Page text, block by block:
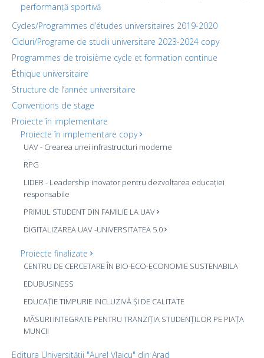
performanță sportivă
Cycles/Programmes d’études universitaires 2019-2020
Cicluri/Programe de studii universitare 2023-2024 copy
Programmes de troisième cycle et formation continue
Éthique universitaire
Structure de l’année universitaire
Conventions de stage
Proiecte în implementare
Proiecte în implementare copy
UAV - Crearea unei infrastructuri moderne
RPG
LIDER - Leadership inovator pentru dezvoltarea educației
responsabile
PRIMUL STUDENT DIN FAMILIE LA UAV
DIGITALIZAREA UAV -UNIVERSITATEA 5.0
Proiecte finalizate
CENTRU DE CERCETARE ÎN BIO-ECO-ECONOMIE SUSTENABILA
EDUBUSINESS
EDUCAȚIE TIMPURIE INCLUZIVĂ ȘI DE CALITATE
MĂSURI INTEGRATE PENTRU TRANZIȚIA STUDENȚILOR PE PIAȚA
MUNCII
Editura Universității "Aurel Vlaicu" din Arad